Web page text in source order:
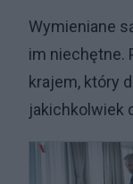
Wymieniane
im niechętne.
krajem, który
jakichkolwiek